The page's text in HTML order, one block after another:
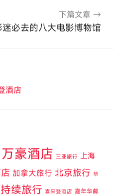
下篇文章
迷必去的八大电影博物馆
酒店
万豪酒店 三亚旅行 上海
加拿大旅行 北京旅行 华
续旅行 喜来登酒店 嘉年华邮